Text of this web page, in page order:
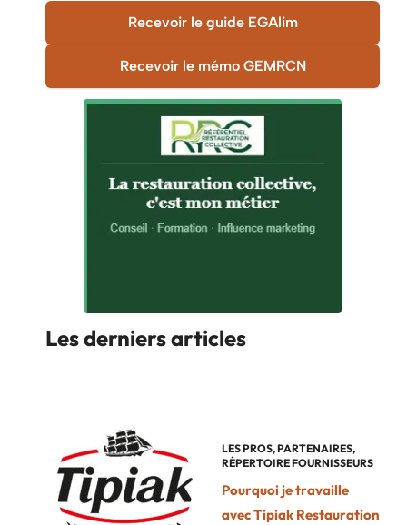
Recevoir le guide EGAlim
Recevoir le mémo GEMRCN
Les derniers articles
LES PROS,PARTENAIRES,
RÉPERTOIRE FOURNISSEURS
Pourquoi je travaille
avec Tipiak Restauration